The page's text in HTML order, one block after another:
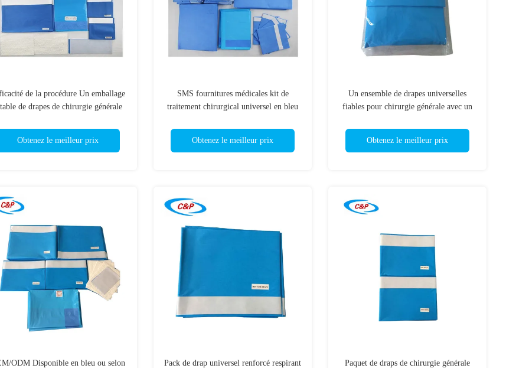
de la procédure Un emballage
de drapes de chirurgie générale
Obtenez le meilleur prix
SMS fournitures médicales kit de
traitement chirurgical universel en bleu
Obtenez le meilleur prix
Un ensemble de drapes universelles
fiables pour chirurgie générale avec un
Obtenez le meilleur prix
ODM Disponible en bleu ou selon
Pack de drap universel renforcé respirant
Paquet de draps de chirurgie générale